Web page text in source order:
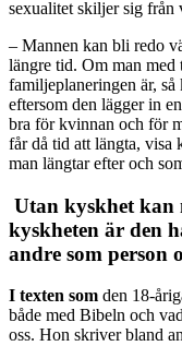
sexualitet skiljer sig från
– Mannen kan bli redo
längre tid. Om man
familjeplaneringen är,
eftersom den lägger in
bra för kvinnan och för
får då tid att längta, visa
man längtar efter och
Utan kyskhet kan
kyskheten är den
andre som person
I texten som den 18-
både med Bibeln och
oss. Hon skriver bland